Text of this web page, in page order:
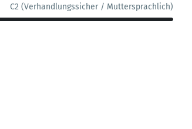
C2 (Verhandlungssicher / Muttersprachlich)